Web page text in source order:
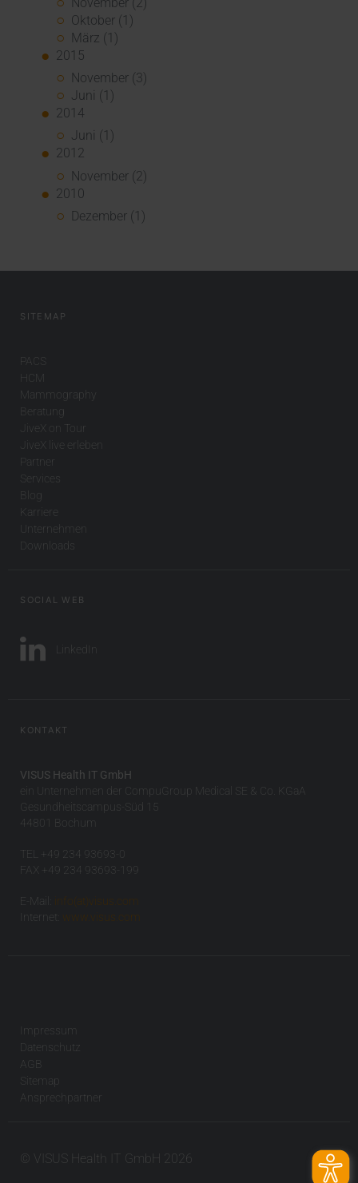
Oktober (1)
März (1)
2015
November (3)
Juni (1)
2014
Juni (1)
2012
November (2)
2010
Dezember (1)
SITEMAP
PACS
HCM
Mammography
Beratung
JiveX on Tour
JiveX live erleben
Partner
Services
Blog
Karriere
Unternehmen
Downloads
SOCIAL WEB
LinkedIn
KONTAKT
VISUS Health IT GmbH
ein Unternehmen der CompuGroup Medical SE & Co. KGaA
Gesundheitscampus-Süd 15
44801 Bochum
TEL +49 234 93693-0
FAX +49 234 93693-199
E-Mail:
info(at)visus.com
Internet:
www.visus.com
Impressum
Datenschutz
AGB
Sitemap
Ansprechpartner
© VISUS Health IT GmbH 2026